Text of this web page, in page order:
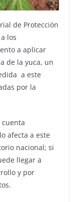
de Protección
los
a aplicar
de la yuca, un
a este
por la
afecta a este
nacional; si
llegar a
y por